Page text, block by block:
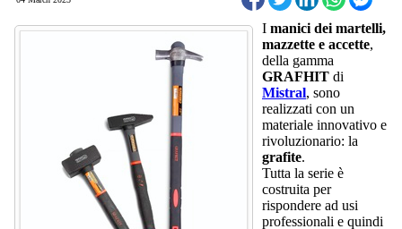
I manici dei martelli,
mazzette e accette,
della gamma
GRAFHIT di
Mistral, sono
realizzati con un
materiale innovativo e
rivoluzionario: la
grafite.
Tutta la serie è
costruita per
rispondere ad usi
professionali e quindi